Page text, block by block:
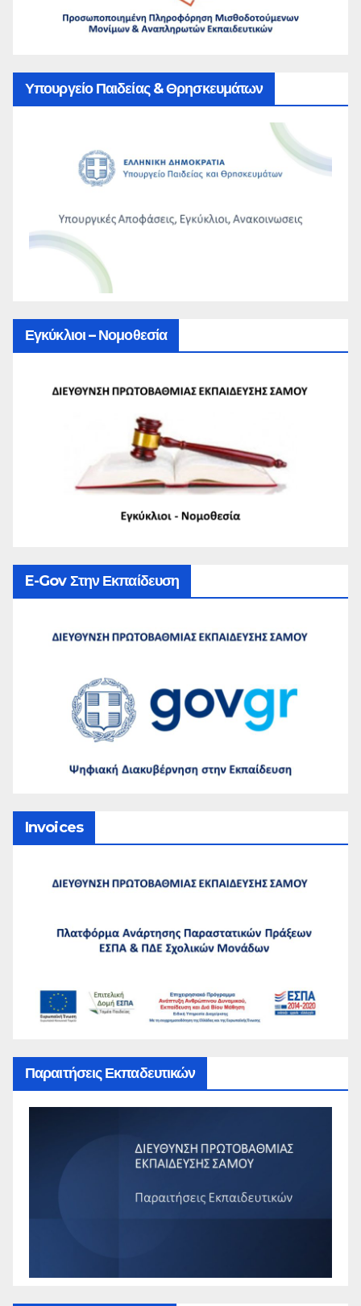
Υπουργείο Παιδείας & Θρησκευμάτων
Εγκύκλιοι – Νομοθεσία
E-Gov Στην Εκπαίδευση
Invoices
Παραιτήσεις Εκπαδευτικών